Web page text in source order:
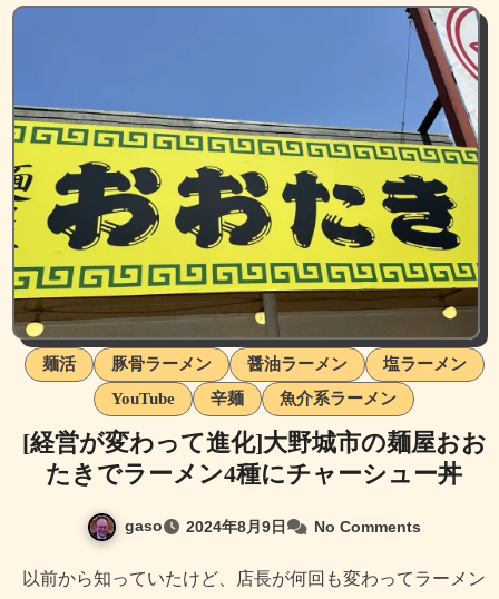
麺活 豚骨ラーメン 醤油ラーメン
塩ラーメン
YouTube
辛麺 魚介系ラーメン
[経営が変わって進化]大野城市の麺屋おお
たきでラーメン4種にチャーシュー丼
gaso 2024年8月9日 No Comments
以前から知っていたけど、店長が何回も変わってラーメン